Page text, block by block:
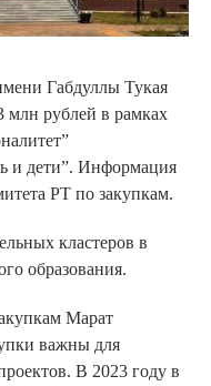
Габдуллы Тукая
млн рублей в рамках
и дети”. Информация
РТ по закупкам.
кластеров в
образования.
Марат
важны для
В 2023 году в